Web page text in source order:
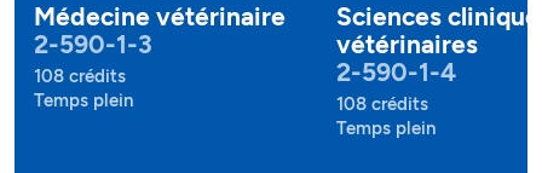
Médecine vétérinaire
2-590-1-3
108 crédits
Temps plein
Sciences
vétérinaires
2-590-1-4
108 crédits
Temps plein